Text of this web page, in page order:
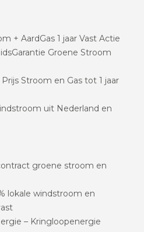
+ AardGas 1 jaar Vast Actie
Groene Stroom
Stroom en Gas tot 1 jaar
uit Nederland en
groene stroom en
lokale windstroom en
– Kringloopenergie